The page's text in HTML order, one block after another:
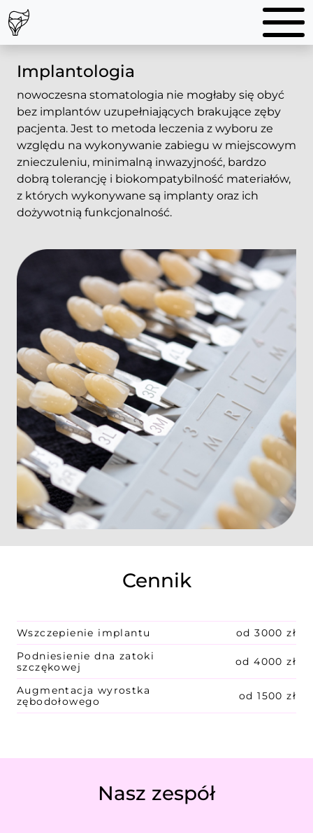
Implantologia
nowoczesna stomatologia nie mogłaby się obyć
bez implantów uzupełniających brakujące zęby
pacjenta. Jest to metoda leczenia z wyboru ze
względu na wykonywanie zabiegu w miejscowym
znieczuleniu, minimalną inwazyjność, bardzo
dobrą tolerancję i biokompatybilność materiałów,
z których wykonywane są implanty oraz ich
dożywotnią funkcjonalność.
Cennik
Wszczepienie implantu
od 3000 zł
Podniesienie dna zatoki
szczękowej
od 4000 zł
Augmentacja wyrostka
zębodołowego
od 1500 zł
Nasz zespół